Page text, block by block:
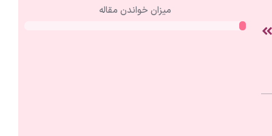
میزان خواندن مقاله